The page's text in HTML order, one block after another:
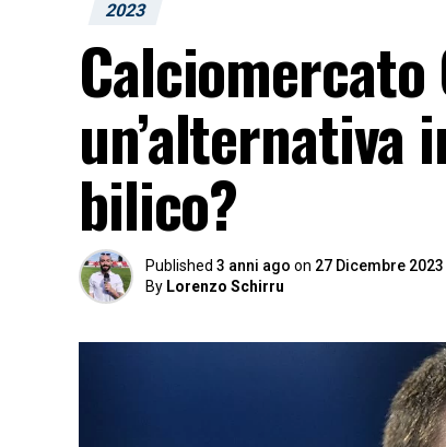
2023
un’alternativa
bilico?
Published 3 anni ago on 27 Dicembre 2023
By Lorenzo Schirru